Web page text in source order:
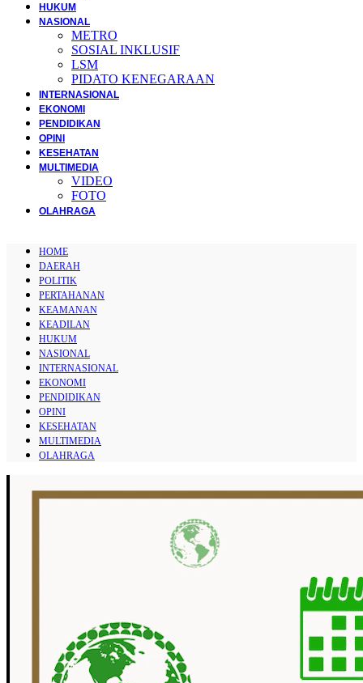
HUKUM
NASIONAL
METRO
SOSIAL INKLUSIF
LSM
PIDATO KENEGARAAN
INTERNASIONAL
EKONOMI
PENDIDIKAN
OPINI
KESEHATAN
MULTIMEDIA
VIDEO
FOTO
OLAHRAGA
HOME
DAERAH
POLITIK
PERTAHANAN
KEAMANAN
KEADILAN
HUKUM
NASIONAL
INTERNASIONAL
EKONOMI
PENDIDIKAN
OPINI
KESEHATAN
MULTIMEDIA
OLAHRAGA